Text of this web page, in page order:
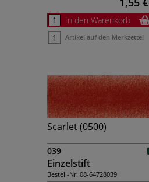
In den Warenkorb
Artikel auf den Merkzettel
Scarlet (0500)
039
Einzelstift
Bestell-Nr. 08-64728039